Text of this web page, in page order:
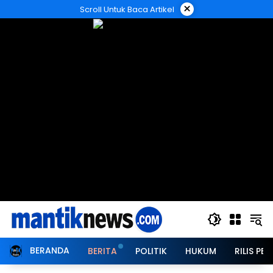
ke
Scroll Untuk Baca Artikel ×
BERANDA BERITA POLITIK HUKUM RILIS